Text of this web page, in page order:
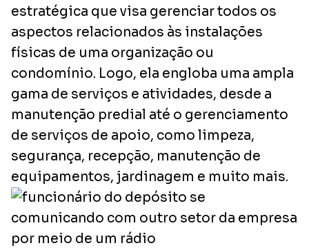
estratégica que visa gerenciar todos os
aspectos relacionados às instalações
físicas de uma organização ou
condomínio. Logo, ela engloba uma ampla
gama de serviços e atividades, desde a
manutenção predial até o gerenciamento
de serviços de apoio, como limpeza,
segurança, recepção, manutenção de
equipamentos, jardinagem e muito mais.